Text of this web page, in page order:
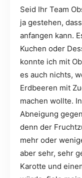
Seid Ihr Team
ja gestehen,
anfangen kann.
Kuchen oder
konnte ich mit
es auch nichts,
Erdbeeren mit
machen wollte.
Abneigung
denn der
mehr oder
aber sehr, sehr
Karotte und